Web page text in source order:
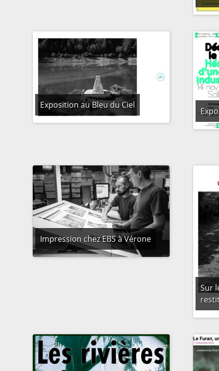
Exposition au Bleu du Ciel
Impression chez EBS à Vérone
Sur